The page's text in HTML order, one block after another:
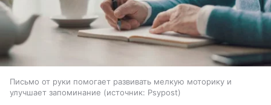
Письмо от руки помогает развивать мелкую моторику и
улучшает запоминание
источник: Psypost